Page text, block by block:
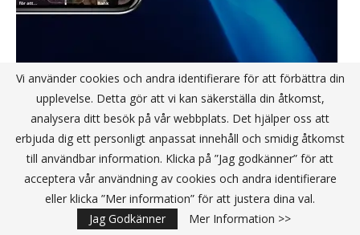
STARTUP
Vi använder cookies och andra identifierare för att förbättra din
upplevelse. Detta gör att vi kan säkerställa din åtkomst,
analysera ditt besök på vår webbplats. Det hjälper oss att
erbjuda dig ett personligt anpassat innehåll och smidig åtkomst
till användbar information. Klicka på ”Jag godkänner” för att
acceptera vår användning av cookies och andra identifierare
eller klicka ”Mer information” för att justera dina val.
Jag Godkänner
Mer Information >>